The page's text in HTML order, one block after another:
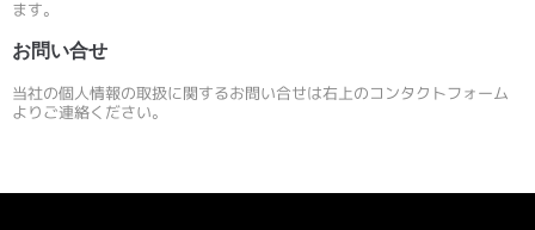
ます。
お問い合せ
当社の個人情報の取扱に関するお問い合せは右上のコンタクトフォーム
よりご連絡ください。